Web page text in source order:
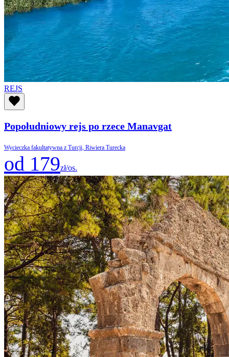
REJS
Popołudniowy rejs po rzece Manavgat
Wycieczka fakultatywna z Turcji, Riwiera Turecka
od 179zł/os.